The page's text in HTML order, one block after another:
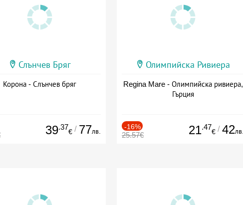
Слънчев Бряг
Корона - Слънчев бряг
39.37
€ / 77лв.
Олимпийска Ривиера
Regina Mare - Олимпийска ривиера,
Гърция
-16%
25.57€ 21.47
€ / 42лв.